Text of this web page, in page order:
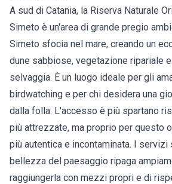
A sud di Catania, la Riserva Naturale
Simeto è un'area di grande pregio
Simeto sfocia nel mare, creando un
dune sabbiose, vegetazione ripariale
selvaggia. È un luogo ideale per gli
birdwatching e per chi desidera una
dalla folla. L'accesso è più spartano
più attrezzate, ma proprio per questo
più autentica e incontaminata. I servizi
bellezza del paesaggio ripaga
raggiungerla con mezzi propri e di